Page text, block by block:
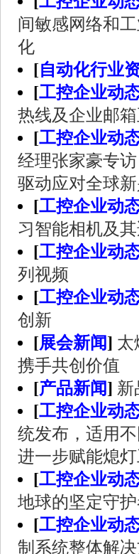
间敏感网络和
化
[自动化行业
[工控企业动
热线及企业邮
[工控企业动
经理张家豪专
驱动应对全球
[工控企业动
习智能相机及
[工控企业动
列视频
[工控企业动
创新
[展会新闻] 太
携手共创价值
[产品新闻] 新
[工控企业动
统发布，适用
进一步赋能熄灯
[工控企业动
地球的坚定守
[工控企业动
制系统整体解决